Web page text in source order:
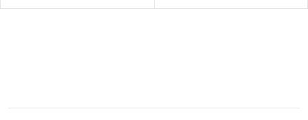
from the rank amateur player to
structure. At first glance,
l